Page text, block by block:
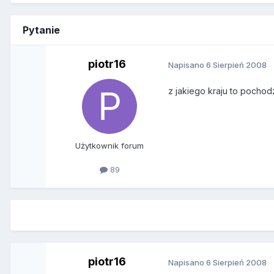
Pytanie
piotr16
Użytkownik forum
89
Napisano6 Sierpień 2008
z jakiego kraju to
piotr16 Napisano6 Sierpień 2008